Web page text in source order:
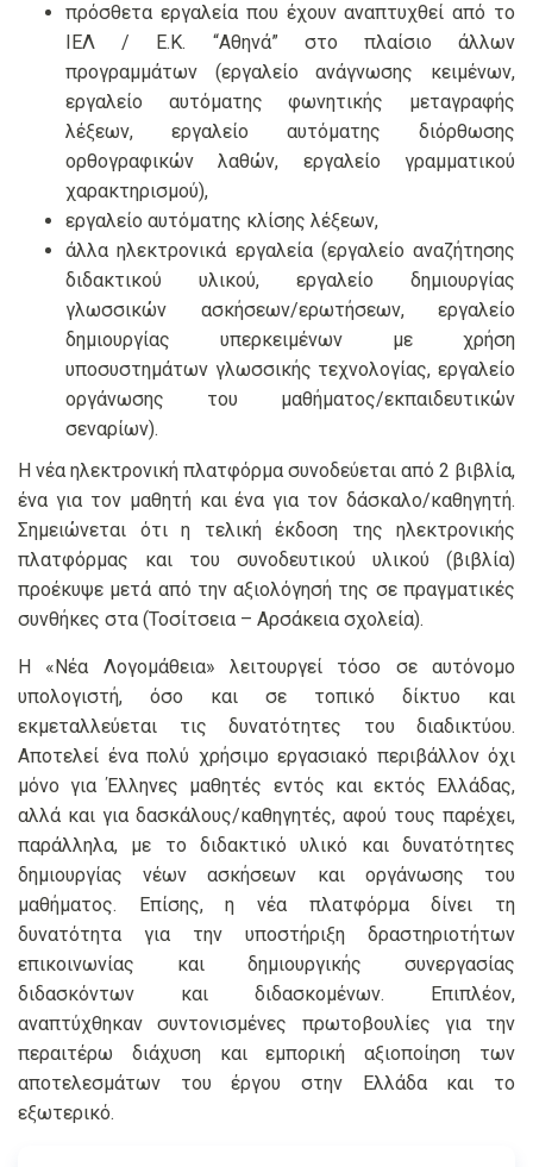
πρόσθετα εργαλεία που έχουν αναπτυχθεί από το
ΙΕΛ / Ε.Κ. “Αθηνά” στο πλαίσιο άλλων
προγραμμάτων (εργαλείο ανάγνωσης κειμένων,
εργαλείο αυτόματης φωνητικής μεταγραφής
λέξεων, εργαλείο αυτόματης διόρθωσης
ορθογραφικών λαθών, εργαλείο γραμματικού
χαρακτηρισμού),
εργαλείο αυτόματης κλίσης λέξεων,
άλλα ηλεκτρονικά εργαλεία (εργαλείο αναζήτησης
διδακτικού υλικού, εργαλείο δημιουργίας
γλωσσικών ασκήσεων/ερωτήσεων, εργαλείο
δημιουργίας υπερκειμένων με χρήση
υποσυστημάτων γλωσσικής τεχνολογίας, εργαλείο
οργάνωσης του μαθήματος/εκπαιδευτικών
σεναρίων).
Η νέα ηλεκτρονική πλατφόρμα συνοδεύεται από 2 βιβλία,
ένα για τον μαθητή και ένα για τον δάσκαλο/καθηγητή.
Σημειώνεται ότι η τελική έκδοση της ηλεκτρονικής
πλατφόρμας και του συνοδευτικού υλικού (βιβλία)
προέκυψε μετά από την αξιολόγησή της σε πραγματικές
συνθήκες στα (Τοσίτσεια – Αρσάκεια σχολεία).
Η «Νέα Λογομάθεια» λειτουργεί τόσο σε αυτόνομο
υπολογιστή, όσο και σε τοπικό δίκτυο και
εκμεταλλεύεται τις δυνατότητες του διαδικτύου.
Αποτελεί ένα πολύ χρήσιμο εργασιακό περιβάλλον όχι
μόνο για Έλληνες μαθητές εντός και εκτός Ελλάδας,
αλλά και για δασκάλους/καθηγητές, αφού τους παρέχει,
παράλληλα, με το διδακτικό υλικό και δυνατότητες
δημιουργίας νέων ασκήσεων και οργάνωσης του
μαθήματος. Επίσης, η νέα πλατφόρμα δίνει τη
δυνατότητα για την υποστήριξη δραστηριοτήτων
επικοινωνίας και δημιουργικής συνεργασίας
διδασκόντων και διδασκομένων. Επιπλέον,
αναπτύχθηκαν συντονισμένες πρωτοβουλίες για την
περαιτέρω διάχυση και εμπορική αξιοποίηση των
αποτελεσμάτων του έργου στην Ελλάδα και το
εξωτερικό.